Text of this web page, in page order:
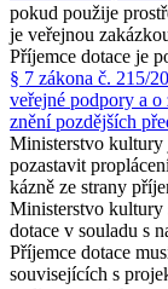
pokud použije
je veřejnou
Příjemce dotace je
§ 7 zákona č. 215/
veřejné podpory a
znění pozdějších
Ministerstvo kultury
pozastavit
kázně ze strany
Ministerstvo kultury
dotace v souladu s
Příjemce dotace
souvisejících s